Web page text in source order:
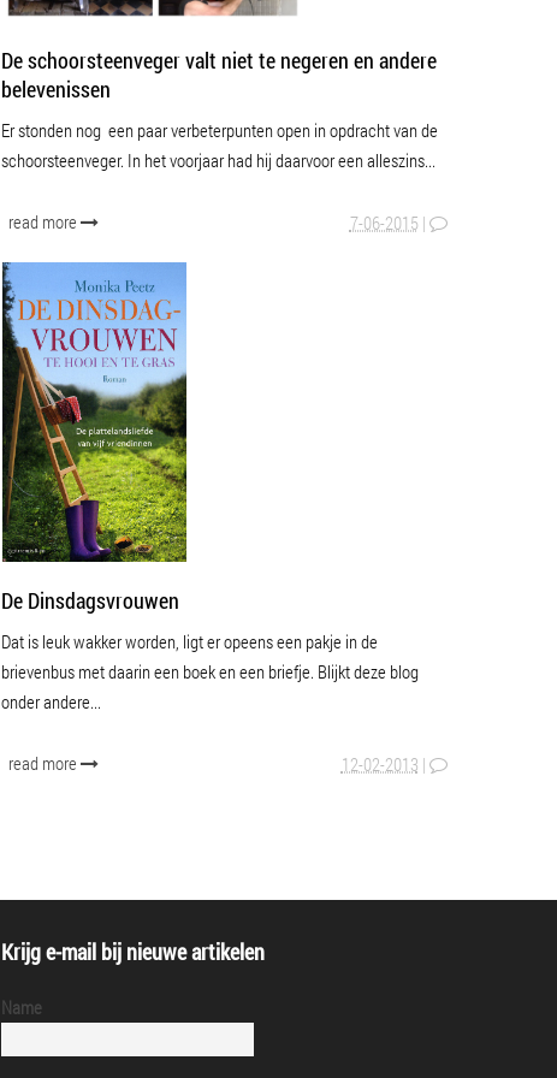
De schoorsteenveger valt niet te negeren en andere
belevenissen
Er stonden nog een paar verbeterpunten open in opdracht van de
schoorsteenveger. In het voorjaar had hij daarvoor een alleszins...
read more 7-06-2015 |
De Dinsdagsvrouwen
Dat is leuk wakker worden, ligt er opeens een pakje in de
brievenbus met daarin een boek en een briefje. Blijkt deze blog
onder andere...
read more 12-02-2013 |
Krijg e-mail bij nieuwe artikelen
Name